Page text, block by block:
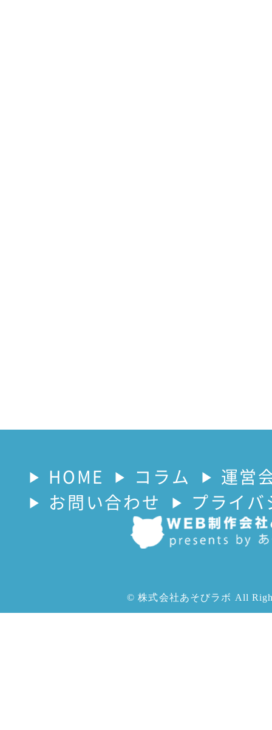
HOME コラム
運営
お問い合わせ
プライ
© 株式会社あそびラボ All